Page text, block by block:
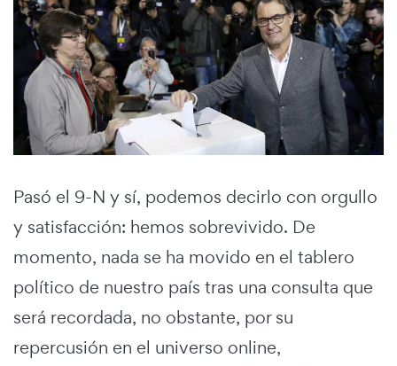
Pasó el 9-N y sí, podemos decirlo con orgullo
y satisfacción: hemos sobrevivido. De
momento, nada se ha movido en el tablero
político de nuestro país tras una consulta que
será recordada, no obstante, por su
repercusión en el universo online,